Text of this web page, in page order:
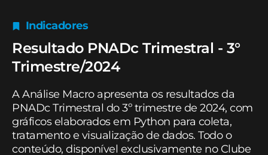
Indicadores
Resultado PNADc Trimestral - 3°
Trimestre/2024
A Análise Macro apresenta os resultados da
PNADc Trimestral do 3º trimestre de 2024, com
gráficos elaborados em Python para coleta,
tratamento e visualização de dados. Todo o
conteúdo, disponível exclusivamente no Clube